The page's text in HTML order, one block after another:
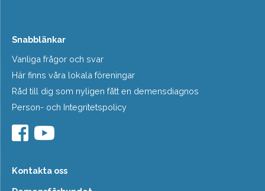
Snabblänkar
Vanliga frågor och svar
Här finns våra lokala föreningar
Råd till dig som nyligen fått en demensdiagnos
Person- och Integritetspolicy
Kontakta oss